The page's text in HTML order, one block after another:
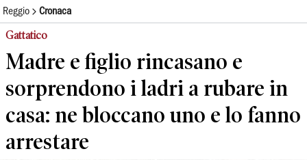
Reggio Cronaca
Gattatico
Madre e figlio rincasano e
sorprendono i ladri a rubare in
casa: ne bloccano uno e lo fanno
arrestare